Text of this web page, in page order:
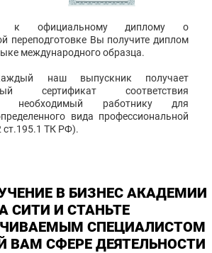
к официальному диплому о
переподготовке Вы получите диплом
международного образца.
наш выпускник получает
сертификат соответствия
необходимый работнику для
вида профессиональной
ст.195.1 ТК РФ).
В БИЗНЕС АКАДЕМИИ
СИТИ И СТАНЬТЕ
СПЕЦИАЛИСТОМ
ВАМ СФЕРЕ ДЕЯТЕЛЬНОСТИ